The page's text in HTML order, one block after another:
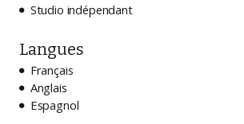
 Studio indépendant
Langues
 Français
 Anglais
 Espagnol